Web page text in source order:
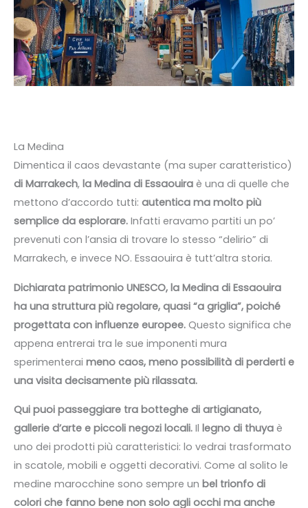
La Medina
Dimentica il caos devastante (ma super caratteristico)
di Marrakech, la Medina di Essaouira è una di quelle che
mettono d’accordo tutti: autentica ma molto più
semplice da esplorare. Infatti eravamo partiti un po’
prevenuti con l’ansia di trovare lo stesso “delirio” di
Marrakech, e invece NO. Essaouira è tutt’altra storia.
Dichiarata patrimonio UNESCO, la Medina di Essaouira
ha una struttura più regolare, quasi “a griglia”, poiché
progettata con influenze europee. Questo significa che
appena entrerai tra le sue imponenti mura
sperimenterai meno caos, meno possibilità di perderti e
una visita decisamente più rilassata.
Qui puoi passeggiare tra botteghe di artigianato,
gallerie d’arte e piccoli negozi locali. Il legno di thuya è
uno dei prodotti più caratteristici: lo vedrai trasformato
in scatole, mobili e oggetti decorativi. Come al solito le
medine marocchine sono sempre un bel trionfo di
colori che fanno bene non solo agli occhi ma anche